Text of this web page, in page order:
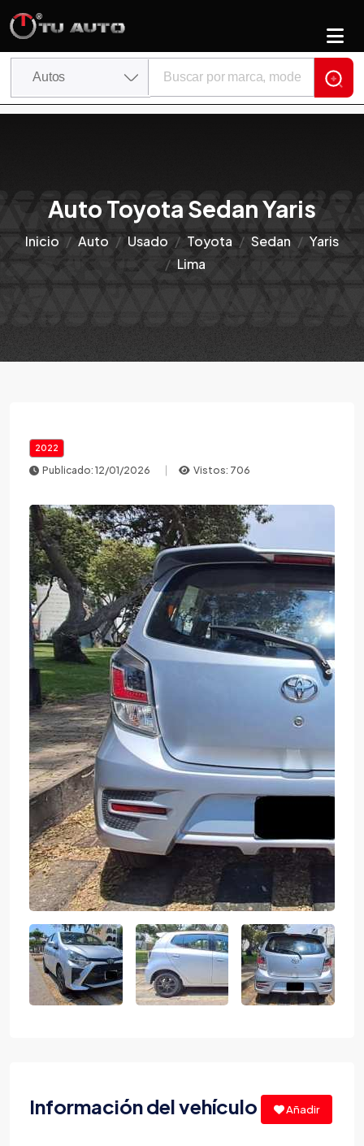
Auto Toyota Sedan Yaris
Inicio Auto Usado Toyota Sedan
Yaris
Lima
2022
Publicado: 12/01/2026 Vistos: 706
Información del vehículo Añadir